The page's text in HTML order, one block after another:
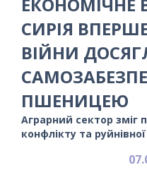
СИРІЯ
ВІЙНИ
ПШЕНИЦЕЮ
Аграрний сектор зміг
конфлікту та